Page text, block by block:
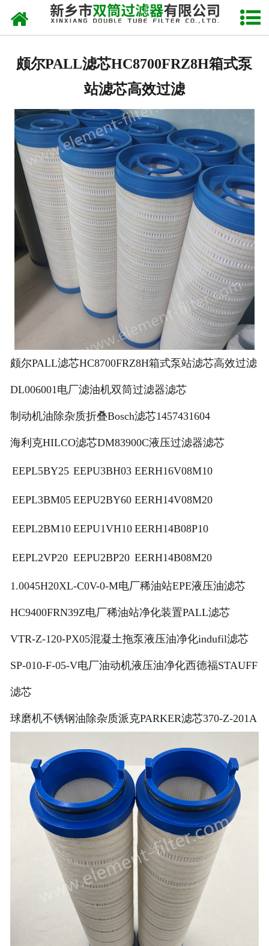
网站首页
新闻中心
产品快讯
在线留言
联系我们
网站地图
颇尔PALL滤芯HC8700FRZ8H箱式泵
站滤芯高效过滤
颇尔PALL滤芯HC8700FRZ8H箱式泵站滤芯高效过滤
DL006001电厂滤油机双筒过滤器滤芯
制动机油除杂质折叠Bosch滤芯1457431604
海利克HILCO滤芯DM83900C液压过滤器滤芯
EEPL5BY25 EEPU3BH03 EERH16V08M10
EEPL3BM05 EEPU2BY60 EERH14V08M20
EEPL2BM10 EEPU1VH10 EERH14B08P10
EEPL2VP20 EEPU2BP20 EERH14B08M20
1.0045H20XL-C0V-0-M电厂稀油站EPE液压油滤芯
HC9400FRN39Z电厂稀油站净化装置PALL滤芯
VTR-Z-120-PX05混凝土拖泵液压油净化indufil滤芯
SP-010-F-05-V电厂油动机液压油净化西德福STAUFF
滤芯
球磨机不锈钢油除杂质派克PARKER滤芯370-Z-201A